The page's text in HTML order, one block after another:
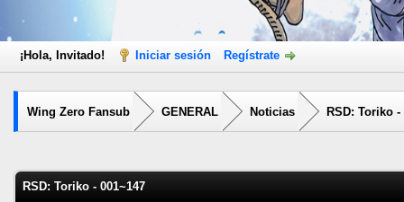
¡Hola, Invitado! Iniciar sesión Regístrate
Wing Zero Fansub GENERAL Noticias RSD: Toriko -
RSD: Toriko - 001~147